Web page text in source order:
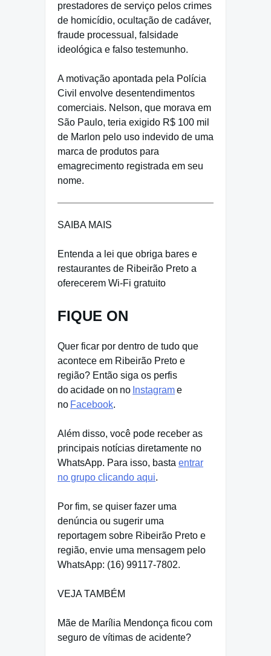
prestadores de serviço pelos crimes
de homicídio, ocultação de cadáver,
fraude processual, falsidade
ideológica e falso testemunho.
A motivação apontada pela Polícia
Civil envolve desentendimentos
comerciais. Nelson, que morava em
São Paulo, teria exigido R$ 100 mil
de Marlon pelo uso indevido de uma
marca de produtos para
emagrecimento registrada em seu
nome.
SAIBA MAIS
Entenda a lei que obriga bares e
restaurantes de Ribeirão Preto a
oferecerem Wi-Fi gratuito
FIQUE ON
Quer ficar por dentro de tudo que
acontece em Ribeirão Preto e
região? Então siga os perfis
do acidade on no Instagrame
no Facebook.
Além disso, você pode receber as
principais notícias diretamente no
WhatsApp. Para isso, basta entrar
no grupo clicando aqui.
Por fim, se quiser fazer uma
denúncia ou sugerir uma
reportagem sobre Ribeirão Preto e
região, envie uma mensagem pelo
WhatsApp: (16) 99117-7802.
VEJA TAMBÉM
Mãe de Marília Mendonça ficou com
seguro de vítimas de acidente?